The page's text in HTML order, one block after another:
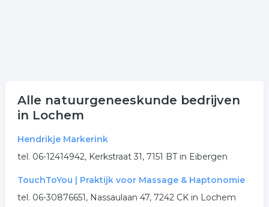
Alle natuurgeneeskunde bedrijven
in Lochem
Hendrikje Markerink
tel. 06-12414942, Kerkstraat 31, 7151 BT in Eibergen
TouchToYou | Praktijk voor Massage & Haptonomie
tel. 06-30876651, Nassaulaan 47, 7242 CK in Lochem